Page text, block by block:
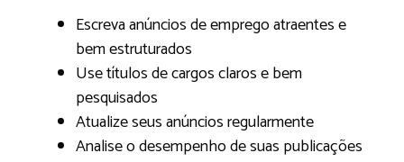
Escreva anúncios de emprego atraentes e
bem estruturados
Use títulos de cargos claros e bem
pesquisados
Atualize seus anúncios regularmente
Analise o desempenho de suas publicações